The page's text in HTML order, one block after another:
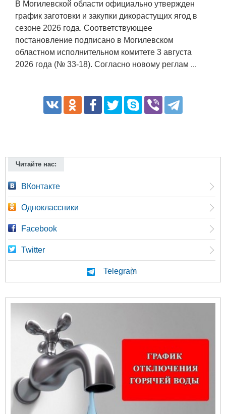
В Могилевской области официально утвержден
график заготовки и закупки дикорастущих ягод в
сезоне 2026 года. Соответствующее
постановление подписано в Могилевском
областном исполнительном комитете 3 августа
2026 года (№ 33-18). Согласно новому реглам ...
Читайте нас:
ВКонтакте
Одноклассники
Facebook
Twitter
Telegram